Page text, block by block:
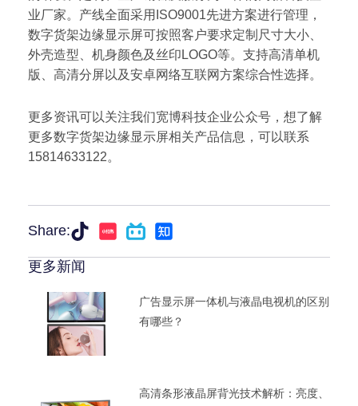
业厂家。产线全面采用ISO9001先进方案进行管理，
数字货架边缘显示屏可按照客户要求定制尺寸大小、
外壳造型、机身颜色及丝印LOGO等。支持高清单机
版、高清分屏以及安卓网络互联网方案综合性选择。
更多资讯可以关注我们宽博科技企业公众号，想了解
更多数字货架边缘显示屏相关产品信息，可以联系
15814633122。
Share:
更多新闻
广告显示屏一体机与液晶电视机的区别
有哪些？
高清条形液晶屏背光技术解析：亮度、